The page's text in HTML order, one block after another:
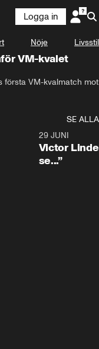
Logga in
Nöje Livsstil
VM-kvalet
första VM-kvalmatch mot
SE ALLA
29 JUNI
Victor
se...”